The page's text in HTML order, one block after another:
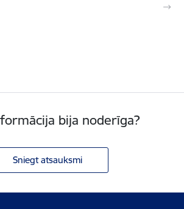
bija noderīga?
Sniegt atsauksmi